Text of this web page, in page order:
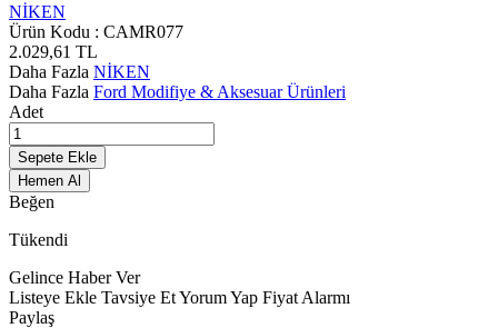
NİKEN
Ürün Kodu : CAMR077
2.029,61 TL
Daha Fazla NİKEN
Daha Fazla Ford Modifiye & Aksesuar Ürünleri
Adet
Sepete Ekle
Hemen Al
Beğen
Tükendi
Gelince Haber Ver
Listeye Ekle Tavsiye EtYorum Yap Fiyat Alarmı
Paylaş